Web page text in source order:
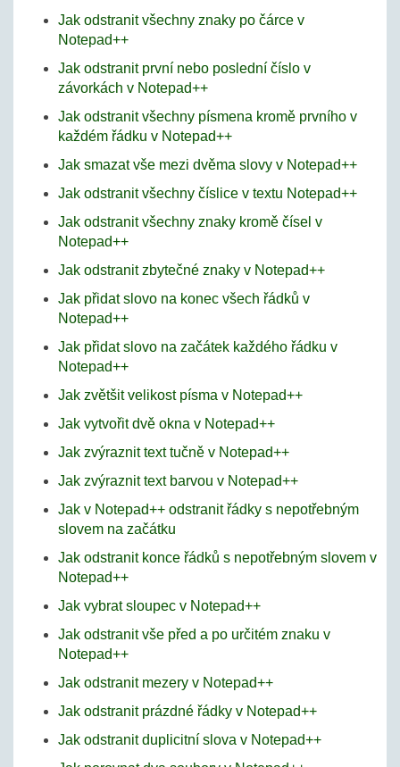
Jak odstranit všechny znaky po čárce v
Notepad++
Jak odstranit první nebo poslední číslo v
závorkách v Notepad++
Jak odstranit všechny písmena kromě prvního v
každém řádku v Notepad++
Jak smazat vše mezi dvěma slovy v Notepad++
Jak odstranit všechny číslice v textu Notepad++
Jak odstranit všechny znaky kromě čísel v
Notepad++
Jak odstranit zbytečné znaky v Notepad++
Jak přidat slovo na konec všech řádků v
Notepad++
Jak přidat slovo na začátek každého řádku v
Notepad++
Jak zvětšit velikost písma v Notepad++
Jak vytvořit dvě okna v Notepad++
Jak zvýraznit text tučně v Notepad++
Jak zvýraznit text barvou v Notepad++
Jak v Notepad++ odstranit řádky s nepotřebným
slovem na začátku
Jak odstranit konce řádků s nepotřebným slovem v
Notepad++
Jak vybrat sloupec v Notepad++
Jak odstranit vše před a po určitém znaku v
Notepad++
Jak odstranit mezery v Notepad++
Jak odstranit prázdné řádky v Notepad++
Jak odstranit duplicitní slova v Notepad++